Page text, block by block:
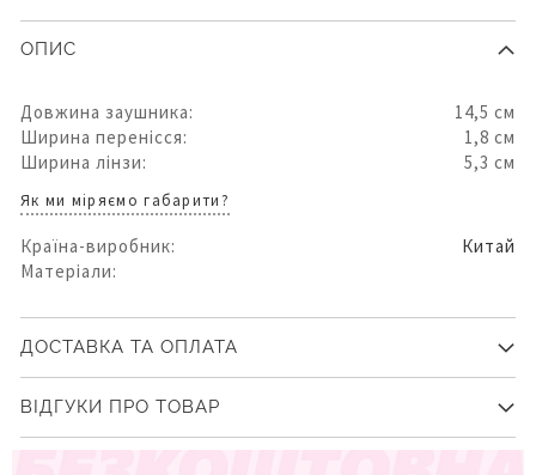
ОПИС
Довжина заушника:
14,5 см
Ширина перенісся:
1,8 см
Ширина лінзи:
5,3 см
Як ми міряємо габарити?
Країна-виробник:
Китай
Матеріали:
ДОСТАВКА ТА ОПЛАТА
ВІДГУКИ ПРО ТОВАР